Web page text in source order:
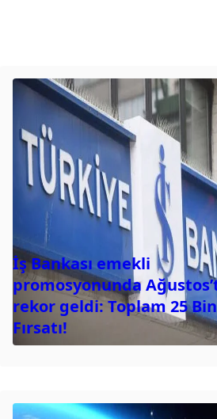
İş Bankası emekli
promosyonunda
rekor geldi: Toplam 25
Fırsatı!